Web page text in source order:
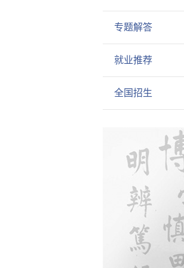
专题解答
就业推荐
全国招生